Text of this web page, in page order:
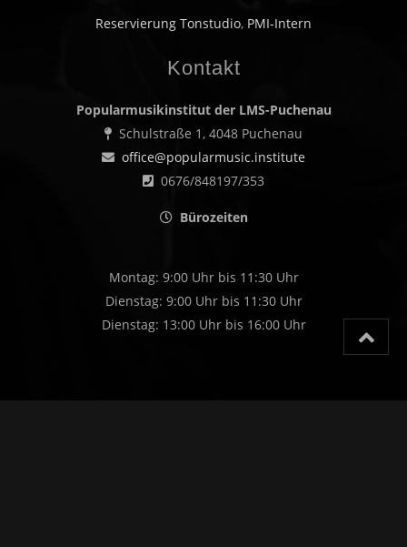
Reservierung Tonstudio, PMI-Intern
Kontakt
Popularmusikinstitut der LMS-Puchenau
Schulstraße 1, 4048 Puchenau
office@popularmusic.institute
0676/848197/353
Bürozeiten
Montag: 9:00 Uhr bis 11:30 Uhr
Dienstag: 9:00 Uhr bis 11:30 Uhr
Dienstag: 13:00 Uhr bis 16:00 Uhr